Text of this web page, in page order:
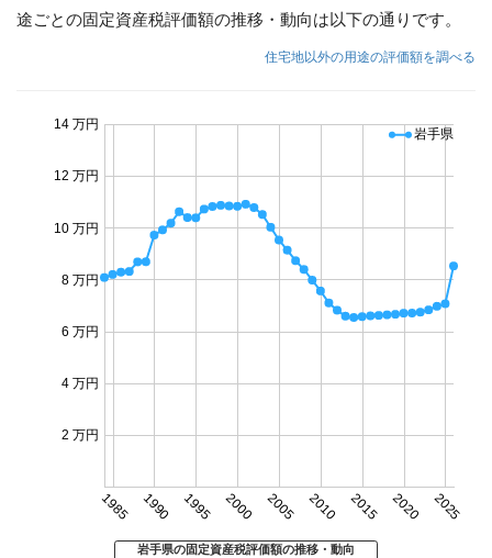
途ごとの固定資産税評価額の推移・動向は以下の通りです。
住宅地以外の用途の評価額を調べる
1985 1990 1995 2000 2005 2010 2015 2020 2025
2 万円
4 万円
6 万円
8 万円
10 万円
12 万円
14 万円
岩手県
岩手県の固定資産税評価額の推移・動向